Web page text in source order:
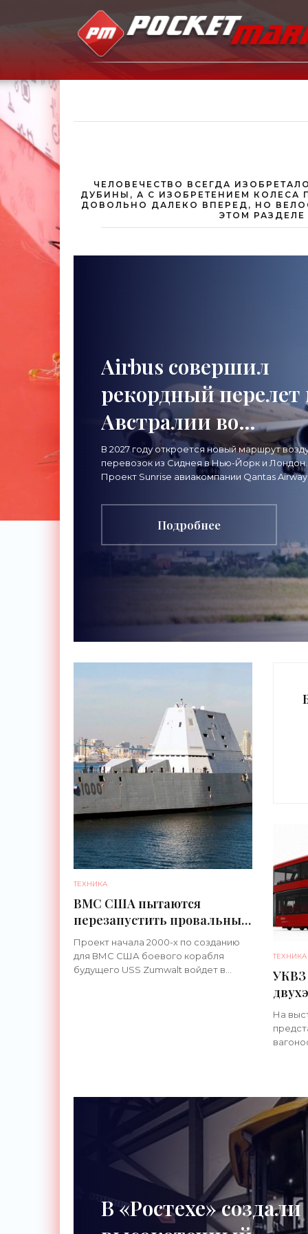
ЧЕЛОВЕЧЕСТВО ВСЕГДА
ДУБИНЫ, А С ИЗОБРЕТЕНИЕМ КОЛЕСА
ДОВОЛЬНО ДАЛЕКО ВПЕРЕД, НО
ЭТОМ
Airbus совершил
рекордный перелет
Австралии во
Францию за 24 часа
«Техника»
В 2027 году откроется новый маршрут
перевозок из Сиднея в Нью-Йорк и Лондон.
Проект Sunrise авиакомпании Qantas
длительностью до 24
Подробнее
ТЕХНИКА
ВМС США пытаются
перезапустить провальный
проект эсминца Zumwalt с
новым вооружением -
«Техника»
Проект начала 2000-х по созданию
для ВМС США боевого корабля
будущего USS Zumwalt войдет в
ТЕХНИКА
УКВЗ
На
В «Ростехе» создали